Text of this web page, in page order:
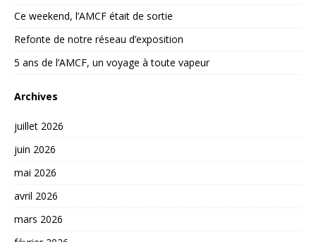
Ce weekend, l’AMCF était de sortie
Refonte de notre réseau d’exposition
5 ans de l’AMCF, un voyage à toute vapeur
Archives
juillet 2026
juin 2026
mai 2026
avril 2026
mars 2026